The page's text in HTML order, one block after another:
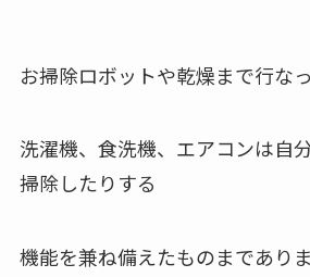
お掃除ロボットや乾燥まで行な
洗濯機、食洗機、エアコンは自
掃除したりする
機能を兼ね備えたものまでありま